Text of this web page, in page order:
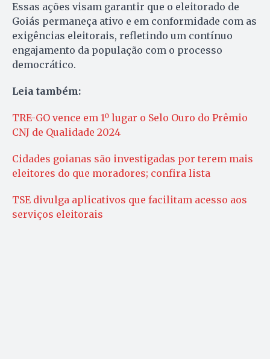
Essas ações visam garantir que o eleitorado de
Goiás permaneça ativo e em conformidade com as
exigências eleitorais, refletindo um contínuo
engajamento da população com o processo
democrático.
Leia também:
TRE-GO vence em 1º lugar o Selo Ouro do Prêmio
CNJ de Qualidade 2024
Cidades goianas são investigadas por terem mais
eleitores do que moradores; confira lista
TSE divulga aplicativos que facilitam acesso aos
serviços eleitorais